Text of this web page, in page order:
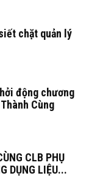
chặt quản lý
động chương
Cùng
CLB PHỤ
DỤNG LIỆU...